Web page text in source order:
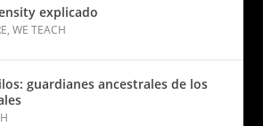
explicado
,WE TEACH
guardianes ancestrales de los